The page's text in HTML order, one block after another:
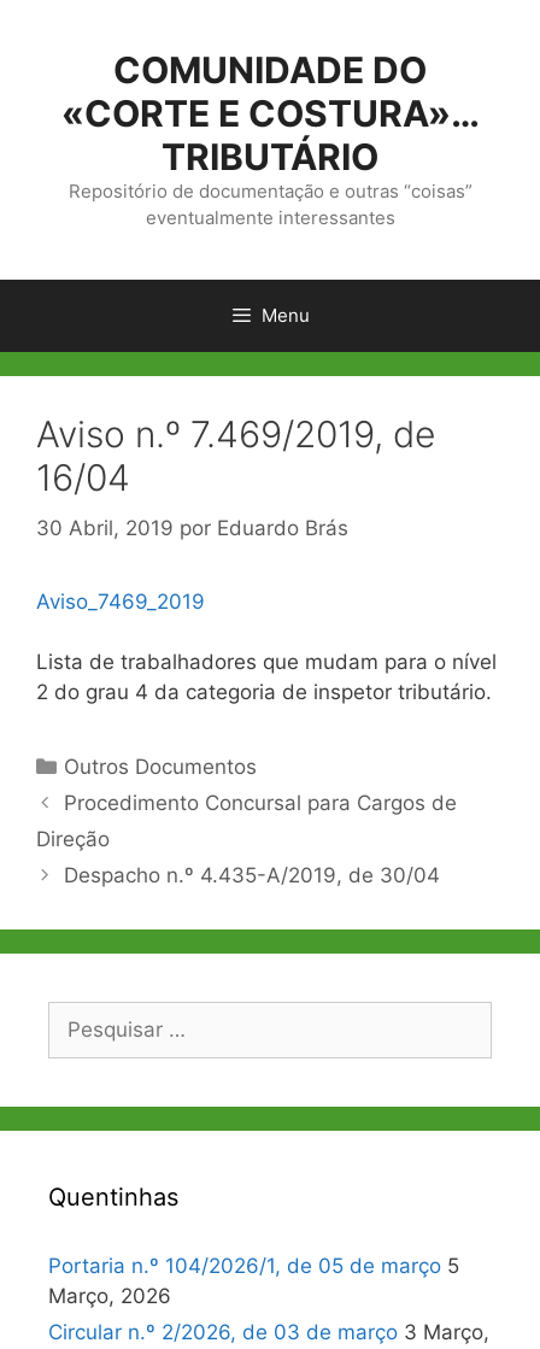
conteúdo
COMUNIDADE DO
«CORTE E COSTURA»…
TRIBUTÁRIO
Repositório de documentação e outras “coisas”
eventualmente interessantes
Menu
Aviso n.º 7.469/2019, de
16/04
30 Abril, 2019 por Eduardo Brás
Aviso_7469_2019
Lista de trabalhadores que mudam para o nível
2 do grau 4 da categoria de inspetor tributário.
Categorias
Outros Documentos
Navegação
de
artigos
Procedimento Concursal para Cargos de
Direção
Despacho n.º 4.435-A/2019, de 30/04
Pesquisar
Quentinhas
Portaria n.º 104/2026/1, de 05 de março 5
Março, 2026
Circular n.º 2/2026, de 03 de março 3 Março,